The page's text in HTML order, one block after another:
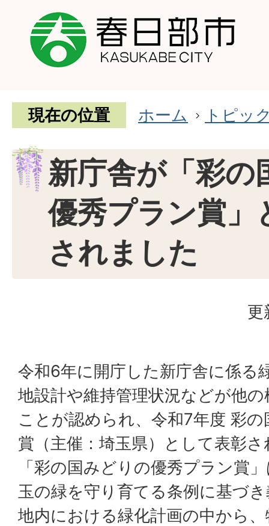
現在の位置 ホーム トピッ
新庁舎が「彩の
優秀プラン賞」
されました
更
令和6年に開庁した新庁舎に係る
地設計や維持管理状況などが他
ことが認められ、令和7年度 彩
賞（主催：埼玉県）として表彰
「彩の国みどりの優秀プラン賞
玉の緑を守り育てる条例に基づ
地内における緑化計画の中から